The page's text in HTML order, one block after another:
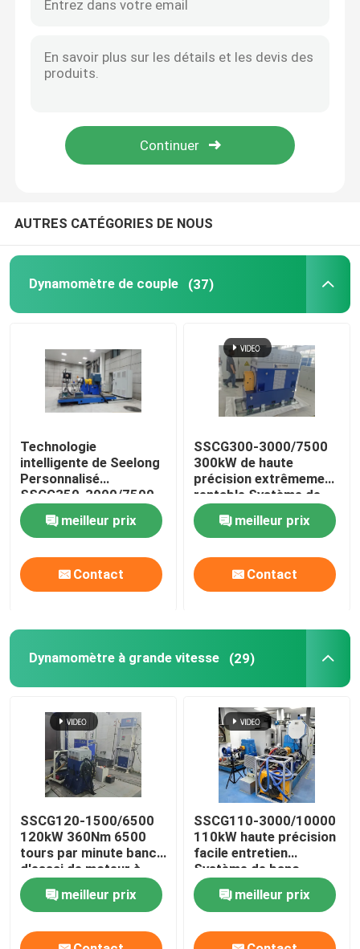
Banc d'essai de boîte de vitesses
Moteur électrique d'entraînement
Machine de traitement de liquide réfrigérant
Eddy Current Dynamometer
Dynamomètre hydraulique
AUTRES CATÉGORIES DE NOUS
Dynamomètre de couple (37)
Technologie
intelligente de Seelong
Personnalisé
SSCG350-3000/7500
Banque de test de
performance
dynométrique du
moteur de 350 kW
meilleur prix
Contact
SSCG300-3000/7500
300kW de haute
précision extrêmement
rentable Système de
banc d'essai
dynamomètre
électrique pour tester
les performances du
moteur EV
meilleur prix
Contact
Dynamomètre à grande vitesse (29)
SSCG120-1500/6500
120kW 360Nm 6500
tours par minute banc
d'essai de moteur à
essence refroidi à l'air
meilleur prix
SSCG110-3000/10000
110kW haute précision
facile entretien
Système de banc
d'essai de
dynamomètre
électrique pour tester
les performances du
meilleur prix